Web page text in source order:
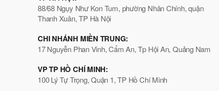
88/68 Ngụy Như Kon Tum, phường Nhân Chính, quận
Thanh Xuân, TP Hà Nội
CHI NHÁNH MIỀN TRUNG:
17 Nguyễn Phan Vinh, Cẩm An, Tp Hội An, Quảng Nam
VP TP HỒ CHÍ MINH:
100 Lý Tự Trọng, Quận 1, TP Hồ Chí Minh